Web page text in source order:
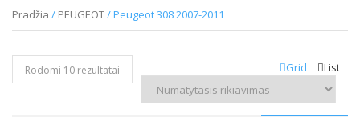
Pradžia / PEUGEOT/ Peugeot 308 2007-2011
Grid List
Rodomi 10 rezultatai